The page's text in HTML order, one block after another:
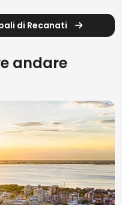
di Recanati
andare